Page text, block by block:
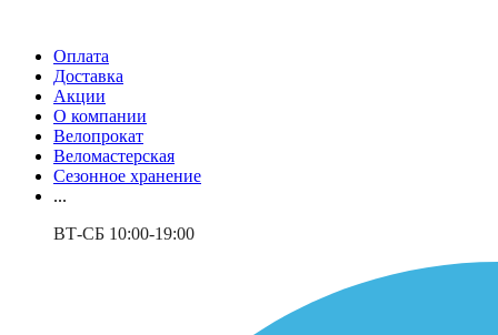
Оплата
Доставка
Акции
О компании
Велопрокат
Веломастерская
Сезонное хранение
...
ВТ-СБ 10:00-19:00